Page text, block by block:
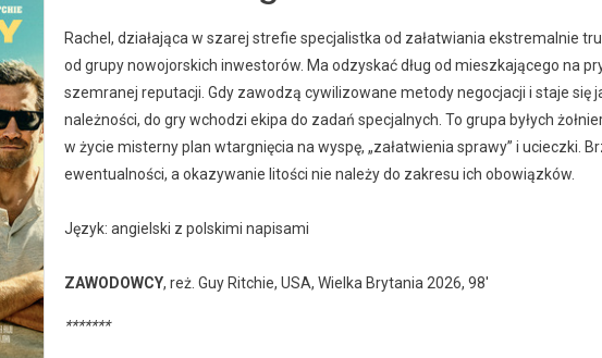
Rachel, działająca w szarej strefie specjalistka od załatwiania ekstremalnie
od grupy nowojorskich inwestorów. Ma odzyskać dług od mieszkającego na
szemranej reputacji. Gdy zawodzą cywilizowane metody negocjacji i staje się
należności, do gry wchodzi ekipa do zadań specjalnych. To grupa byłych
w życie misterny plan wtargnięcia na wyspę, „załatwienia sprawy” i ucieczki.
ewentualności, a okazywanie litości nie należy do zakresu ich obowiązków.
Język: angielski z polskimi napisami
ZAWODOWCY, reż. Guy Ritchie, USA, Wielka Brytania 2026, 98'
*******